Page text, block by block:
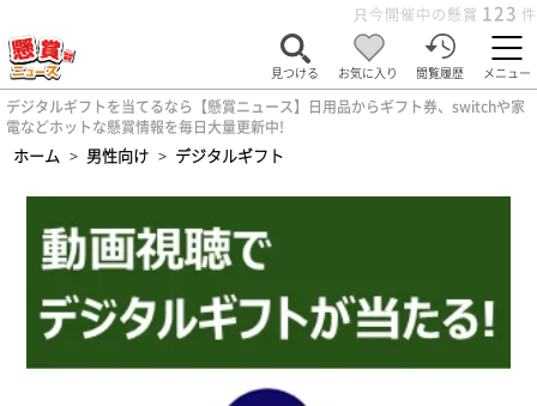
只今開催中の懸賞 123 件
見つける お気に入り 閲覧履歴 メニュー
デジタルギフトを当てるなら【懸賞ニュース】日用品からギフト券、switchや家
電などホットな懸賞情報を毎日大量更新中!
ホーム > 男性向け > デジタルギフト